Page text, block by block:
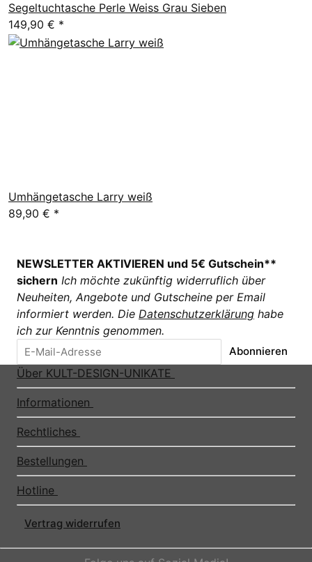
Segeltuchtasche Perle Weiss Grau Sieben
149,90 € *
Umhängetasche Larry weiß
89,90 € *
NEWSLETTER AKTIVIEREN und 5€ Gutschein**
sichern Ich möchte zukünftig widerruflich über
Neuheiten, Angebote und Gutscheine per Email
informiert werden. Die Datenschutzerklärung habe
ich zur Kenntnis genommen.
Abonnieren
Über KULT-DESIGN-UNIKATE
Informationen
Rechtliches
Bestellungen
Hotline
Vertrag widerrufen